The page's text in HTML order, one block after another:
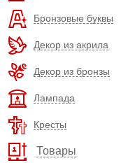
Бронзовые буквы
Декор из акрила
Декор из бронзы
Лампада
Кресты
Товары